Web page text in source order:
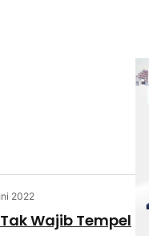
2022
Wajib Tempel